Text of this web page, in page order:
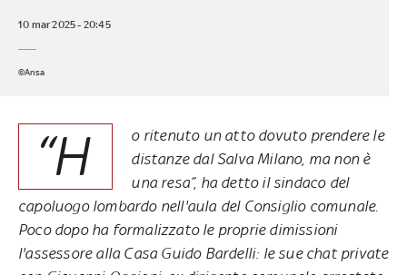
10 mar 2025 - 20:45
©Ansa
“H
o ritenuto un atto dovuto prendere le
distanze dal Salva Milano, ma non è
una resa”, ha detto il sindaco del
capoluogo lombardo nell'aula del Consiglio comunale.
Poco dopo ha formalizzato le proprie dimissioni
l'assessore alla Casa Guido Bardelli: le sue chat private